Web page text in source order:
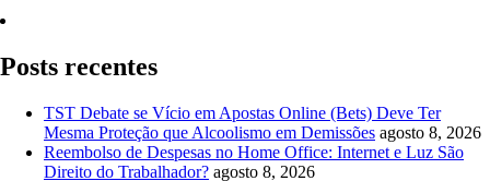
Posts recentes
TST Debate se Vício em Apostas Online (Bets) Deve Ter
Mesma Proteção que Alcoolismo em Demissões agosto 8, 2026
Reembolso de Despesas no Home Office: Internet e Luz São
Direito do Trabalhador? agosto 8, 2026